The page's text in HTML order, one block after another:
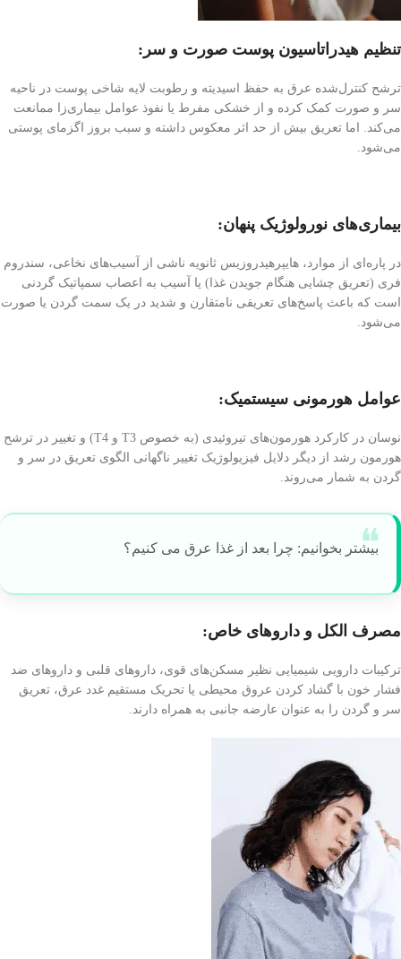
تنظیم هیدراتاسیون پوست صورت و سر:
ترشح کنترل‌شده عرق به حفظ اسیدیته و رطوبت لایه شاخی پوست در ناحیه
سر و صورت کمک کرده و از خشکی مفرط یا نفوذ عوامل بیماری‌زا ممانعت
می‌کند. اما تعریق بیش از حد اثر معکوس داشته و سبب بروز اگزمای پوستی
می‌شود.
بیماری‌های نورولوژیک پنهان:
در پاره‌ای از موارد، هایپرهیدروزیس ثانویه ناشی از آسیب‌های نخاعی، سندروم
فری (تعریق چشایی هنگام جویدن غذا) یا آسیب به اعصاب سمپاتیک گردنی
است که باعث پاسخ‌های تعریقی نامتقارن و شدید در یک سمت گردن یا صورت
می‌شود.
عوامل هورمونی سیستمیک:
نوسان در کارکرد هورمون‌های تیروئیدی (به خصوص T3 و T4) و تغییر در ترشح
هورمون رشد از دیگر دلایل فیزیولوژیک تغییر ناگهانی الگوی تعریق در سر و
گردن به شمار می‌روند.
بیشتر بخوانیم: چرا بعد از غذا عرق می کنیم؟
مصرف الکل و داروهای خاص:
ترکیبات دارویی شیمیایی نظیر مسکن‌های قوی، داروهای قلبی و داروهای ضد
فشار خون با گشاد کردن عروق محیطی یا تحریک مستقیم غدد عرق، تعریق
سر و گردن را به عنوان عارضه جانبی به همراه دارند.